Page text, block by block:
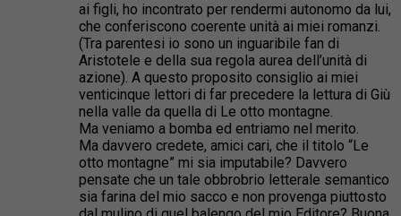
ai figli, ho incontrato per rendermi autonomo da lui,
che conferiscono coerente unità ai miei romanzi.
(Tra parentesi io sono un inguaribile fan di
Aristotele e della sua regola aurea dell’unità di
azione). A questo proposito consiglio ai miei
venticinque lettori di far precedere la lettura di Giù
nella valle da quella di Le otto montagne.
Ma veniamo a bomba ed entriamo nel merito.
Ma davvero credete, amici cari, che il titolo “Le
otto montagne” mi sia imputabile? Davvero
pensate che un tale obbrobrio letterale semantico
sia farina del mio sacco e non provenga piuttosto